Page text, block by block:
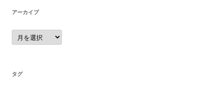
アーカイブ
ア
ー
カ
タグ